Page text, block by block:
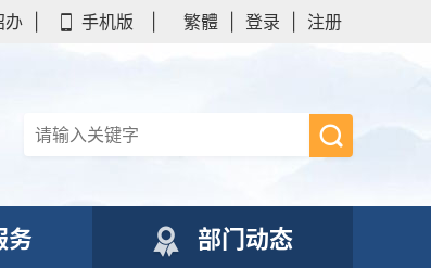
办 手机版 繁體 登录 注册
务 部门动态